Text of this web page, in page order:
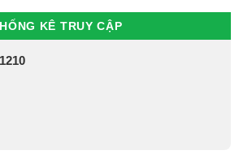
KÊ TRUY CẬP